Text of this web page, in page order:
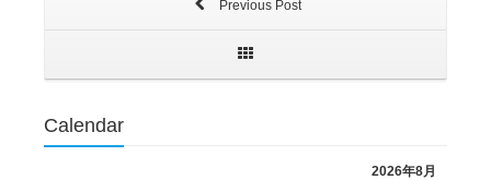
Previous Post
Calendar
2026年8月